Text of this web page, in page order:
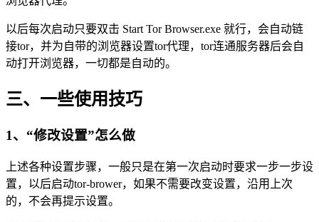
以后每次启动只要双击 Start Tor Browser.exe 就行，会自动链
接tor，并为自带的浏览器设置tor代理，tor连通服务器后会自
动打开浏览器，一切都是自动的。
三、一些使用技巧
1、“修改设置”怎么做
上述各种设置步骤，一般只是在第一次启动时要求一步一步设
置，以后启动tor-brower，如果不需要改变设置，沿用上次
的，不会再提示设置。